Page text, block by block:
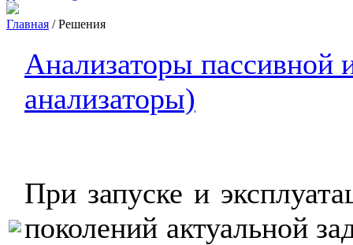
Главная /Решения
Анализаторы пассивной
анализаторы)
При запуске и
поколений актуальной